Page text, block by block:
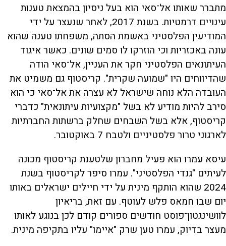
מתברר שאותו אל־סאי הוא בעל ניסיון בהמצאת טענות
עינויים דרמטיות. בשנת 2017, לאחר שנעצר על ידי
המודיעין הפלסטיני באשמת הסתה, משפחתו טענה שהוא
עונה באכזריות וכי הוזרקו לו סמים שונים. כאשר איגוד
העיתונאים הפלסטיני חקר את העניין, אל־סאי הודה
שהדיווחים היו "שמועה שקרית". קריסטוף גם משמיט את
העובדה הלא נוחה שישראל לא עצרה את אל־סאי כי הוא
סירב להיות מודיע לא בשל "מקצועיות עיתונאית" כדברי
קריסטוף, אלא בשל השבחים שחלק ברשתות החברתיות
לארגוני טרור פלסטיניים ולטבח 7 באוקטובר.
עיסא עמרו הוא פעיל מחברון שלטענת קריסטוף מכונה
לעיתים "גנדי הפלסטיני". עמרו סיפר לקריסטוף בשנת
2024 שהוא הותקף מינית על ידי חיילים ישראלים באותו
יום שבו חמאס פלש לעוטף. עם זאת, בריאיון
לוושינגטון־פוסט חודשים ספורים קודם לכן בנוגע לאותו
מעצר בדיוק, עמרו טען שרק "איימו" עליו בתקיפה מינית.